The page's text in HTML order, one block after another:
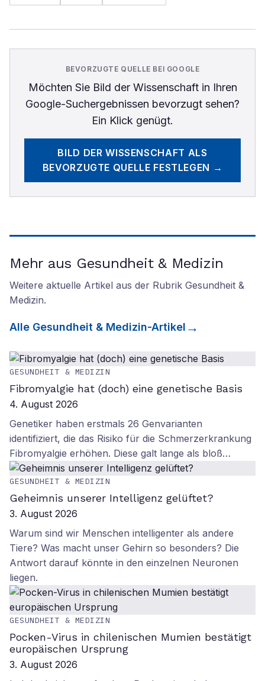
BEVORZUGTE QUELLE BEI GOOGLE
Möchten Sie Bild der Wissenschaftin Ihren
Google-Suchergebnissen bevorzugt sehen?
Ein Klick genügt.
BILD DER WISSENSCHAFT ALS
BEVORZUGTE QUELLE FESTLEGEN →
Mehr aus Gesundheit & Medizin
Weitere aktuelle Artikel aus der Rubrik Gesundheit &
Medizin.
Alle Gesundheit & Medizin-Artikel
GESUNDHEIT & MEDIZIN
Fibromyalgie hat (doch) eine genetische Basis
4. August 2026
Genetiker haben erstmals 26 Genvarianten
identifiziert, die das Risiko für die Schmerzerkrankung
Fibromyalgie erhöhen. Diese galt lange als bloß…
GESUNDHEIT & MEDIZIN
Geheimnis unserer Intelligenz gelüftet?
3. August 2026
Warum sind wir Menschen intelligenter als andere
Tiere? Was macht unser Gehirn so besonders? Die
Antwort darauf könnte in den einzelnen Neuronen
liegen.
GESUNDHEIT & MEDIZIN
Pocken-Virus in chilenischen Mumien bestätigt
europäischen Ursprung
3. August 2026